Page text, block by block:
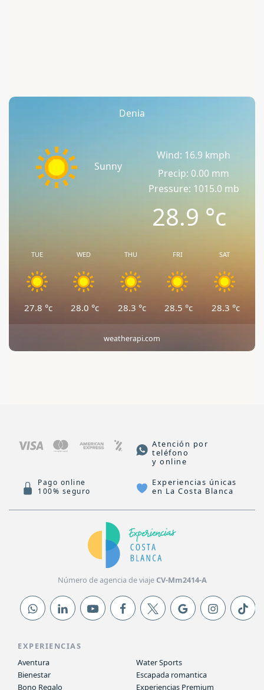
Denia
Sunny
Wind: 16.9 kmph
Precip: 0.00 mm
Pressure: 1015.0 mb
28.9°c
TUE
27.8 °c
WED
28.0 °c
THU
28.3 °c
FRI
28.5 °c
SAT
28.3 °c
weatherapi.com
Atención por
teléfono
y online
Pago online
100% seguro
Experiencias únicas
en La Costa Blanca
Número de agencia de viajeCV-Mm2414-A
EXPERIENCIAS
Aventura
Bienestar
Bono Regalo
Water Sports
Escapada romantica
Experiencias Premium